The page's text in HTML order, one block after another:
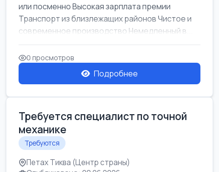
или посменно Высокая зарплата премии
Транспорт из близлежащих районов Чистое и
современное производство Немедленный в...
0 просмотров
Подробнее
Требуется специалист по точной
механике
Требуются
Петах Тиква (Центр страны)